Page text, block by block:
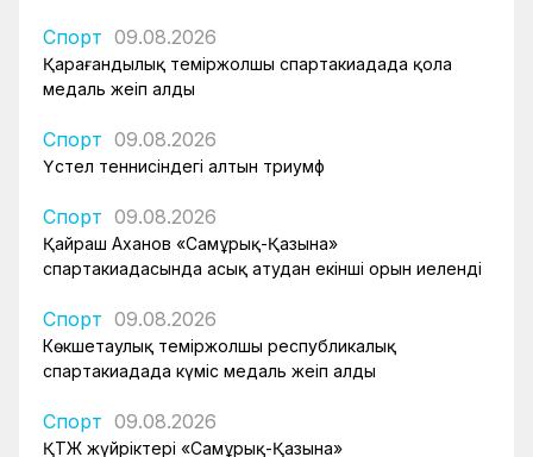
Спорт 09.08.2026
Қарағандылық теміржолшы спартакиадада қола
медаль жеңіп алды
Спорт 09.08.2026
Үстел теннисіндегі алтын триумф
Спорт 09.08.2026
Қайраш Аханов «Самұрық-Қазына»
спартакиадасында асық атудан екінші орын иеленді
Спорт 09.08.2026
Көкшетаулық теміржолшы республикалық
спартакиадада күміс медаль жеңіп алды
Спорт 09.08.2026
ҚТЖ жүйріктері «Самұрық-Қазына»